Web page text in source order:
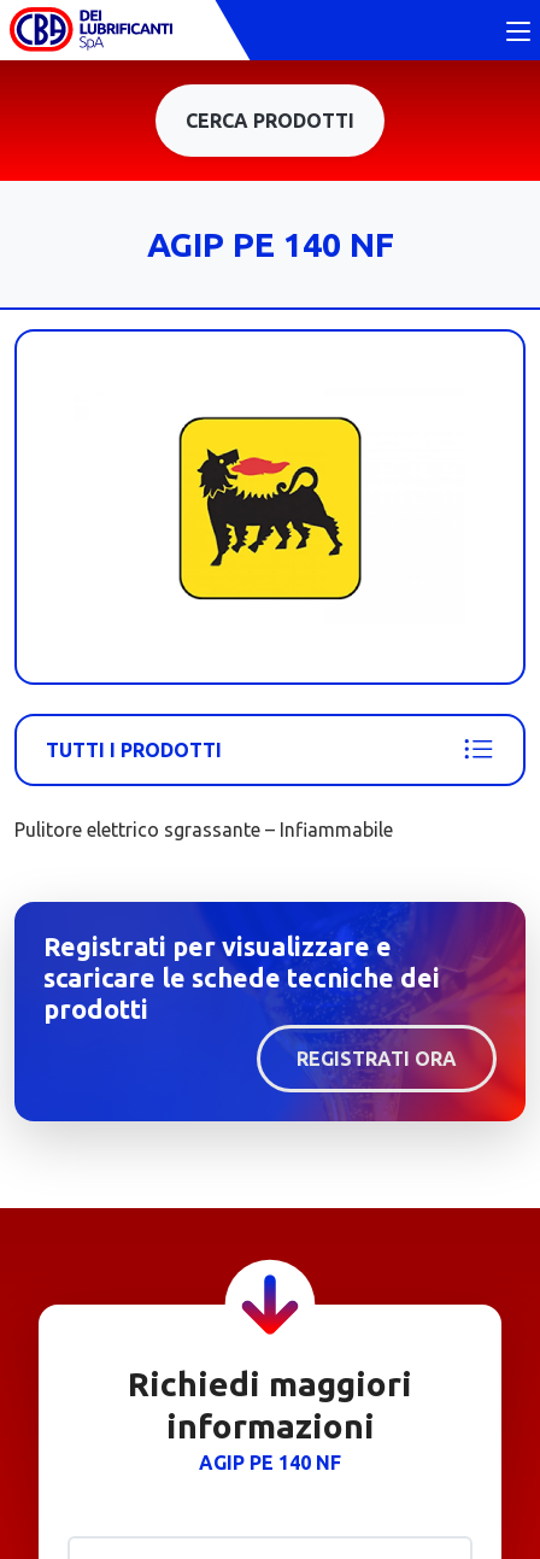
CERCA PRODOTTI
AGIP PE 140 NF
TUTTI I PRODOTTI
Pulitore elettrico sgrassante – Infiammabile
Registrati per visualizzare e
scaricare le schede tecniche dei
prodotti
REGISTRATI ORA
Richiedi maggiori
informazioni
AGIP PE 140 NF